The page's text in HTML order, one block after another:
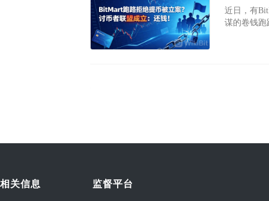
近日，有
谋的卷钱跑
相关信息 监督平台